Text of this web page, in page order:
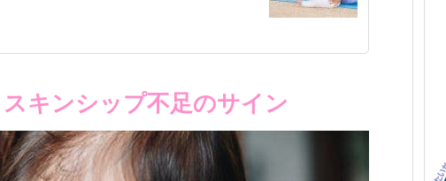
キンシップ不足のサイン